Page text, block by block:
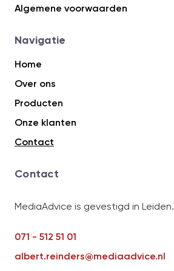
Algemene voorwaarden
Navigatie
Home
Over ons
Producten
Onze klanten
Contact
Contact
MediaAdvice is gevestigd in Leiden.
071 - 512 51 01
albert.reinders@mediaadvice.nl